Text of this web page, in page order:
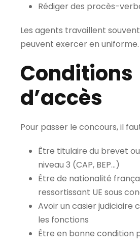
Rédiger des procès-
Les agents travaillent
peuvent exercer en uniforme.
Conditions
d’accès
Pour passer le concours, il
Être titulaire du brevet
niveau 3 (CAP, BEP…)
Être de nationalité
ressortissant UE sous
Avoir un casier judiciaire
les fonctions
Être en bonne condition